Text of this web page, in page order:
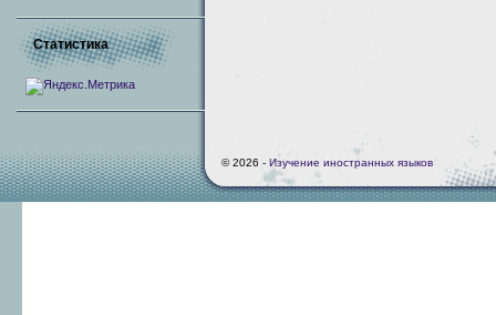
Статистика
© 2026 - Изучение иностранных языков